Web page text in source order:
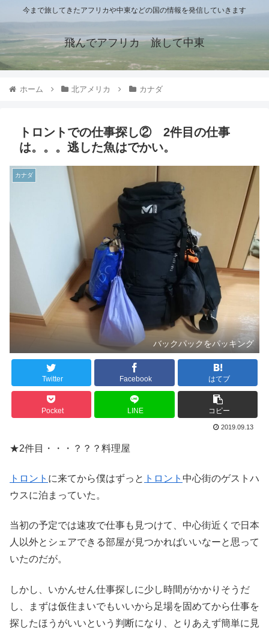
今まで旅してきたアフリカや中東などの国の情報を発信していきます
飛んでアフリカ 旅して中東
ホーム 北アメリカ カナダ
トロントでの仕事探し② 2件目の仕事
は。。。逃した魚はでかい。
カナダ
バックパックをパッキング
Twitter Facebook はてブ
Pocket LINE コピー
2019.09.13
★2件目・・・？？？料理屋
トロント に来てから僕はずっと トロント 中心街のゲストハ
ウスに泊まっていた。
当初の予定では速攻で仕事も見つけて、中心街近くで日本
人以外とシェアできる部屋が見つかればいいなーと思って
いたのだが。
しかし、いかんせん仕事探しに少し時間がかかりそうだ
し、まずは仮住まいでもいいから足場を固めてから仕事を
探したほうがいいという判断になり、とりあえず簡単に見